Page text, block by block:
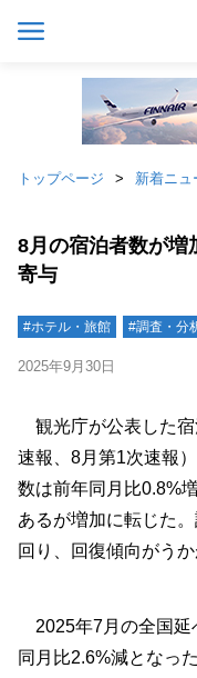
トップページ 新着ニュ
8月の宿泊者数が増
寄与
#ホテル・旅館 #調査・分
2025年9月30日
観光庁が公表した宿
速報、8月第1次速報
数は前年同月比0.8%
あるが増加に転じた
回り、回復傾向がうか
2025年7月の全国延
同月比2.6%減となっ